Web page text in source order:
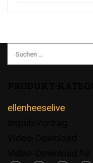
ellenheeselive